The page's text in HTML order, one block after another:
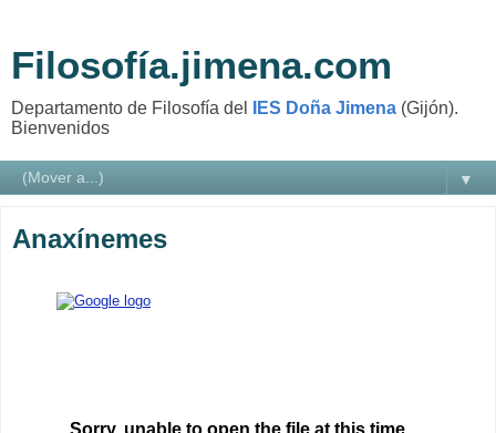
Filosofía.jimena.com
Departamento de Filosofía del IES Doña Jimena (Gijón).
Bienvenidos
▼
Anaxínemes